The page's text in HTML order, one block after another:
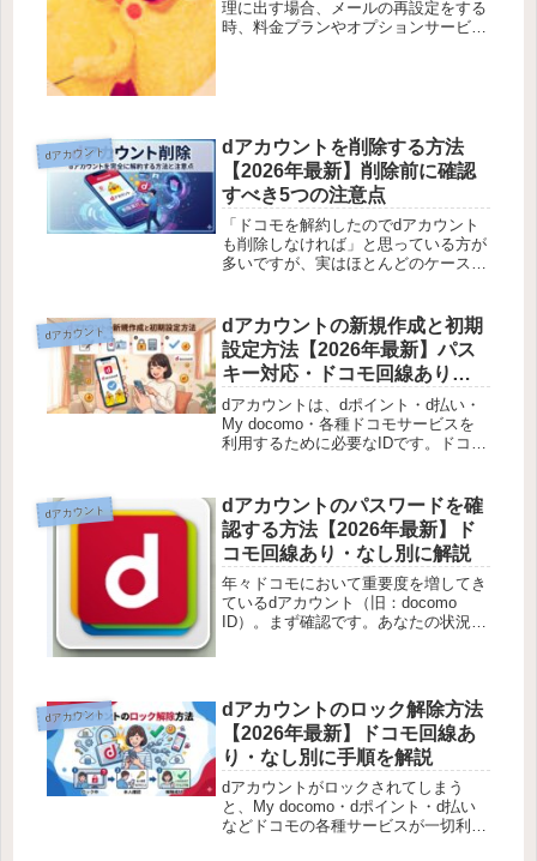
理に出す場合、メールの再設定をする
時、料金プランやオプションサービス
dアカウント
dアカウントを削除する方法
【2026年最新】削除前に確認
すべき5つの注意点
「ドコモを解約したのでdアカウント
も削除しなければ」と思っている方が
多いですが、実はほとんどのケースで
ているため、dアカウントを削除する
とdポイントは消滅します。またd払...
dアカウント
dアカウントの新規作成と初期
設定方法【2026年最新】パス
キー対応・ドコモ回線あり・
なし別に解説
dアカウントは、dポイント・d払い・
My docomo・各種ドコモサービスを
利用するために必要なIDです。ドコモ
に行われた認証方式の大きな変更（パ
スキー認証への統一）を...
dアカウント
dアカウントのパスワードを確
認する方法【2026年最新】ド
コモ回線あり・なし別に解説
年々ドコモにおいて重要度を増してき
ているdアカウント（旧：docomo
ID）。まず確認です。あなたの状況は
線を契約していないパスワー...
dアカウント
dアカウントのロック解除方法
【2026年最新】ドコモ回線あ
り・なし別に手順を解説
dアカウントがロックされてしまう
と、My docomo・dポイント・d払い
などドコモの各種サービスが一切利用